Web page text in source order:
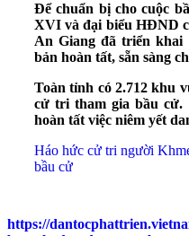
Để chuẩn bị cho cuộc
XVI và đại biểu HĐND
An Giang đã triển
bản hoàn tất, sẵn sàng
Toàn tỉnh có 2.712 khu
cử tri tham gia bầu cử.
hoàn tất việc niêm yết
Háo hức cử tri người
bầu cử
https://